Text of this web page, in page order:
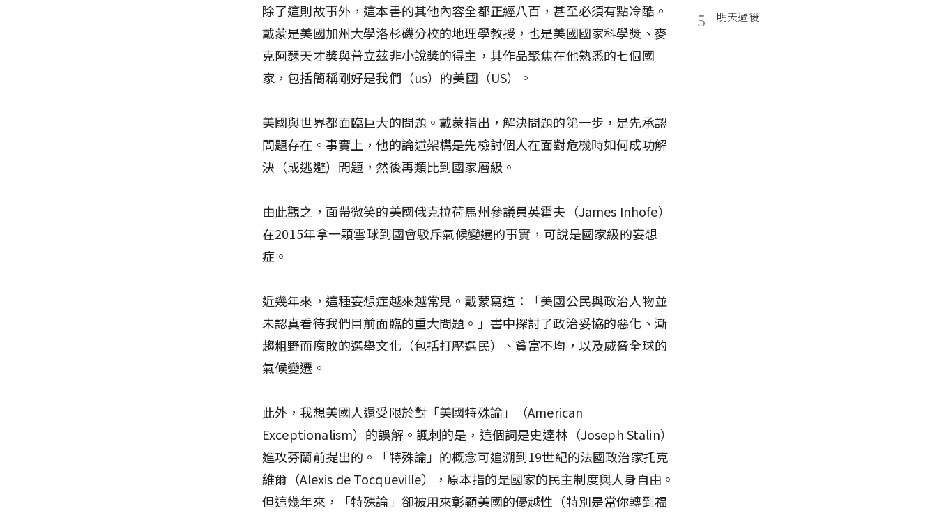
除了這則故事外，這本書的其他內容全都正經八百，甚至必須有點冷酷。
戴蒙是美國加州大學洛杉磯分校的地理學教授，也是美國國家科學獎、麥
克阿瑟天才獎與普立茲非小說獎的得主，其作品聚焦在他熟悉的七個國
家，包括簡稱剛好是我們（us）的美國（US）。
美國與世界都面臨巨大的問題。戴蒙指出，解決問題的第一步，是先承認
問題存在。事實上，他的論述架構是先檢討個人在面對危機時如何成功解
決（或逃避）問題，然後再類比到國家層級。
由此觀之，面帶微笑的美國俄克拉荷馬州參議員英霍夫（James Inhofe）
在2015年拿一顆雪球到國會駁斥氣候變遷的事實，可說是國家級的妄想
症。
近幾年來，這種妄想症越來越常見。戴蒙寫道：「美國公民與政治人物並
未認真看待我們目前面臨的重大問題。」書中探討了政治妥協的惡化、漸
趨粗野而腐敗的選舉文化（包括打壓選民）、貧富不均，以及威脅全球的
氣候變遷。
此外，我想美國人還受限於對「美國特殊論」（American
Exceptionalism）的誤解。諷刺的是，這個詞是史達林（Joseph Stalin）
進攻芬蘭前提出的。「特殊論」的概念可追溯到19世紀的法國政治家托克
維爾（Alexis de Tocqueville），原本指的是國家的民主制度與人身自由。
但這幾年來，「特殊論」卻被用來彰顯美國的優越性（特別是當你轉到福
5 明天過後